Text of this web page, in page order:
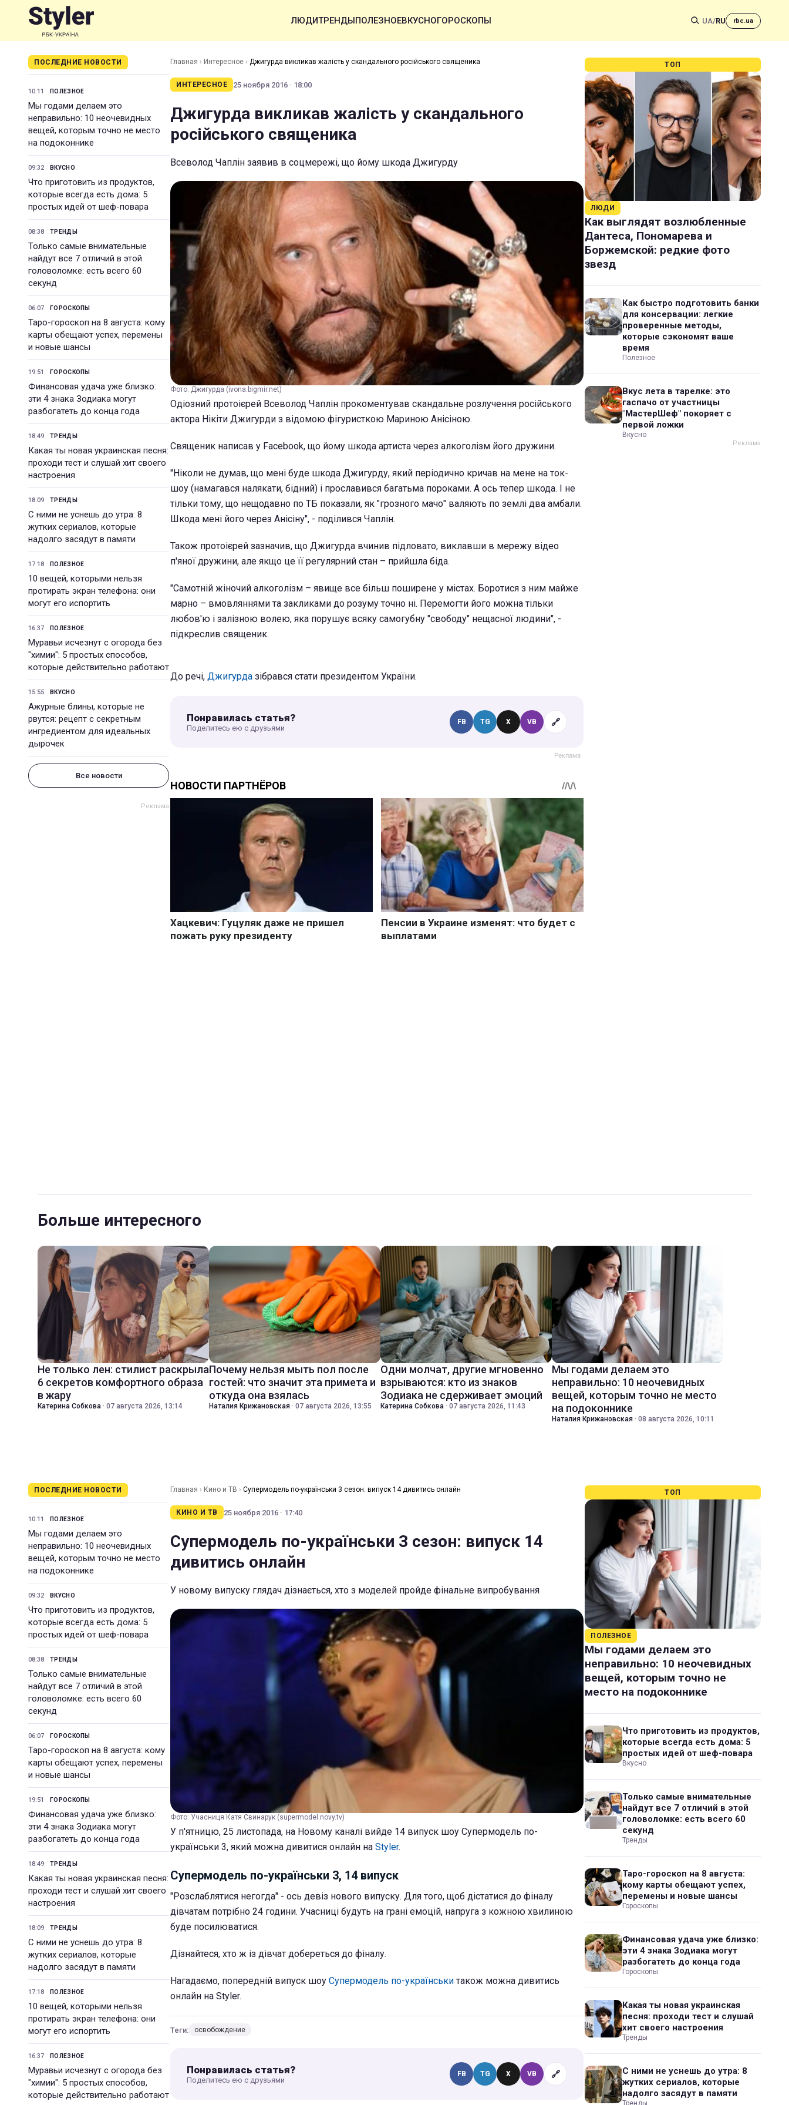
ЛЮДИТРЕНДЫПОЛЕЗНОЕВКУСНОГОРОСКОПЫ UA/RU rbc.ua
ПОСЛЕДНИЕ НОВОСТИ
10:11 ПОЛЕЗНОЕ
Мы годами делаем это
неправильно: 10 неочевидных
вещей, которым точно не место
на подоконнике
09:32 ВКУСНО
Что приготовить из продуктов,
которые всегда есть дома: 5
простых идей от шеф-повара
08:38 ТРЕНДЫ
Только самые внимательные
найдут все 7 отличий в этой
головоломке: есть всего 60
секунд
06:07 ГОРОСКОПЫ
Таро-гороскоп на 8 августа: кому
карты обещают успех, перемены
и новые шансы
19:51 ГОРОСКОПЫ
Финансовая удача уже близко:
эти 4 знака Зодиака могут
разбогатеть до конца года
18:49 ТРЕНДЫ
Какая ты новая украинская песня:
проходи тест и слушай хит своего
настроения
18:09 ТРЕНДЫ
С ними не уснешь до утра: 8
жутких сериалов, которые
надолго засядут в памяти
17:18 ПОЛЕЗНОЕ
10 вещей, которыми нельзя
протирать экран телефона: они
могут его испортить
16:37 ПОЛЕЗНОЕ
Муравьи исчезнут с огорода без
"химии": 5 простых способов,
которые действительно работают
15:55 ВКУСНО
Ажурные блины, которые не
рвутся: рецепт с секретным
ингредиентом для идеальных
дырочек
Все новости
Главная › Интересное › Джигурда викликав жалість у скандального російського священика
ИНТЕРЕСНОЕ 25 ноября 2016 · 18:00
Джигурда викликав жалість у скандального
російського священика
Всеволод Чаплін заявив в соцмережі, що йому шкода Джигурду
Фото: Джигурда (ivona.bigmir.net)
Одіозний протоієрей Всеволод Чаплін прокоментував скандальне розлучення російського
актора Нікіти Джигурди з відомою фігуристкою Мариною Анісіною.
Священик написав у Facebook, що йому шкода артиста через алкоголізм його дружини.
"Ніколи не думав, що мені буде шкода Джигурду, який періодично кричав на мене на ток-
шоу (намагався налякати, бідний) і прославився багатьма пороками. А ось тепер шкода. І не
тільки тому, що нещодавно по ТБ показали, як "грозного мачо" валяють по землі два амбали.
Шкода мені його через Анісіну", - поділився Чаплін.
Також протоієрей зазначив, що Джигурда вчинив підловато, виклавши в мережу відео
п'яної дружини, але якщо це її регулярний стан – прийшла біда.
"Самотній жіночий алкоголізм – явище все більш поширене у містах. Боротися з ним майже
марно – вмовляннями та закликами до розуму точно ні. Перемогти його можна тільки
любов'ю і залізною волею, яка порушує всяку самогубну "свободу" нещасної людини", -
підкреслив священик.
До речі, Джигурда зібрався стати президентом України.
Понравилась статья?
Поделитесь ею с друзьями
FB TG X VB 🔗
ТОП
ЛЮДИ
Как выглядят возлюбленные
Дантеса, Пономарева и
Боржемской: редкие фото
звезд
Как быстро подготовить банки
для консервации: легкие
проверенные методы,
которые сэкономят ваше
время
Полезное
Вкус лета в тарелке: это
гаспачо от участницы
"МастерШеф" покоряет с
первой ложки
Вкусно
Больше интересного
Не только лен: стилист раскрыла
6 секретов комфортного образа
в жару
Катерина Собкова · 07 августа 2026, 13:14
Почему нельзя мыть пол после
гостей: что значит эта примета и
откуда она взялась
Наталия Крижановская · 07 августа 2026, 13:55
Одни молчат, другие мгновенно
взрываются: кто из знаков
Зодиака не сдерживает эмоций
Катерина Собкова · 07 августа 2026, 11:43
Мы годами делаем это
неправильно: 10 неочевидных
вещей, которым точно не место
на подоконнике
Наталия Крижановская · 08 августа 2026, 10:11
ПОСЛЕДНИЕ НОВОСТИ
10:11 ПОЛЕЗНОЕ
Мы годами делаем это
неправильно: 10 неочевидных
вещей, которым точно не место
на подоконнике
09:32 ВКУСНО
Что приготовить из продуктов,
которые всегда есть дома: 5
простых идей от шеф-повара
08:38 ТРЕНДЫ
Только самые внимательные
найдут все 7 отличий в этой
головоломке: есть всего 60
секунд
06:07 ГОРОСКОПЫ
Таро-гороскоп на 8 августа: кому
карты обещают успех, перемены
и новые шансы
19:51 ГОРОСКОПЫ
Финансовая удача уже близко:
эти 4 знака Зодиака могут
разбогатеть до конца года
18:49 ТРЕНДЫ
Какая ты новая украинская песня:
проходи тест и слушай хит своего
настроения
18:09 ТРЕНДЫ
С ними не уснешь до утра: 8
жутких сериалов, которые
надолго засядут в памяти
17:18 ПОЛЕЗНОЕ
10 вещей, которыми нельзя
протирать экран телефона: они
могут его испортить
16:37 ПОЛЕЗНОЕ
Муравьи исчезнут с огорода без
"химии": 5 простых способов,
которые действительно работают
Главная › Кино и ТВ › Супермодель по-українськи 3 сезон: випуск 14 дивитись онлайн
КИНО И ТВ 25 ноября 2016 · 17:40
Супермодель по-українськи 3 сезон: випуск 14
дивитись онлайн
У новому випуску глядач дізнається, хто з моделей пройде фінальне випробування
Фото: Учасниця Катя Свинарук (supermodel.novy.tv)
У п'ятницю, 25 листопада, на Новому каналі вийде 14 випуск шоу Супермодель по-
українськи 3, який можна дивитися онлайн на Styler.
Супермодель по-українськи 3, 14 випуск
"Розслаблятися негогда" - ось девіз нового випуску. Для того, щоб дістатися до фіналу
дівчатам потрібно 24 години. Учасниці будуть на грані емоцій, напруга з кожною хвилиною
буде посилюватися.
Дізнайтеся, хто ж із дівчат добереться до фіналу.
Нагадаємо, попередній випуск шоу Супермодель по-українськи також можна дивитись
онлайн на Styler.
Теги: освобождение
Понравилась статья?
Поделитесь ею с друзьями
FB TG X VB 🔗
ТОП
ПОЛЕЗНОЕ
Мы годами делаем это
неправильно: 10 неочевидных
вещей, которым точно не
место на подоконнике
Что приготовить из продуктов,
которые всегда есть дома: 5
простых идей от шеф-повара
Вкусно
Только самые внимательные
найдут все 7 отличий в этой
головоломке: есть всего 60
секунд
Тренды
Таро-гороскоп на 8 августа:
кому карты обещают успех,
перемены и новые шансы
Гороскопы
Финансовая удача уже близко:
эти 4 знака Зодиака могут
разбогатеть до конца года
Гороскопы
Какая ты новая украинская
песня: проходи тест и слушай
хит своего настроения
Тренды
С ними не уснешь до утра: 8
жутких сериалов, которые
надолго засядут в памяти
Тренды